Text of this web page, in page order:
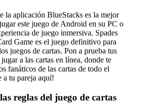
la aplicación BlueStacks es la mejor
este juego de Android en su PC o
de juego inmersiva. Spades
Game es el juego definitivo para
juegos de cartas. Pon a prueba tus
a las cartas en línea, donde te
fanáticos de las cartas de todo el
a tu pareja aquí!
reglas del juego de cartas